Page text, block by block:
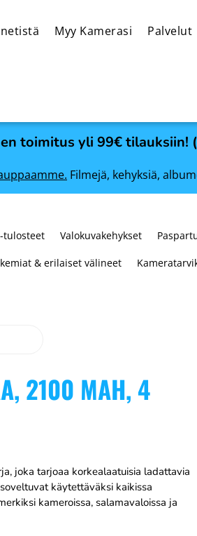
Myy Kamerasi Palvelut
toimitus yli 99€ tilauksiin!
Filmejä, kehyksiä,
tulosteet Valokuvakehykset
& erilaiset välineet
2100 MAH, 4
joka tarjoaa korkealaatuisia ladattavia
käytettäväksi kaikissa
kameroissa, salamavaloissa ja